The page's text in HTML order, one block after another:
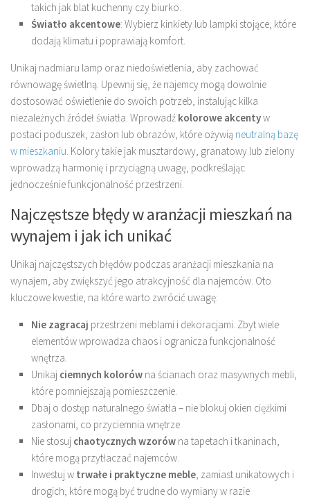
takich jak blat kuchenny czy biurko.
Światło akcentowe: Wybierz kinkiety lub lampki stojące, które
dodają klimatu i poprawiają komfort.
Unikaj nadmiaru lamp oraz niedoświetlenia, aby zachować
równowagę świetlną. Upewnij się, że najemcy mogą dowolnie
dostosować oświetlenie do swoich potrzeb, instalując kilka
niezależnych źródeł światła. Wprowadź kolorowe akcentyw
postaci poduszek, zasłon lub obrazów, które ożywią neutralną bazę
w mieszkaniu. Kolory takie jak musztardowy, granatowy lub zielony
wprowadzą harmonię i przyciągną uwagę, podkreślając
jednocześnie funkcjonalność przestrzeni.
Najczęstsze błędy w aranżacji mieszkań na
wynajem i jak ich unikać
Unikaj najczęstszych błędów podczas aranżacji mieszkania na
wynajem, aby zwiększyć jego atrakcyjność dla najemców. Oto
kluczowe kwestie, na które warto zwrócić uwagę:
Nie zagracaj przestrzeni meblami i dekoracjami. Zbyt wiele
elementów wprowadza chaos i ogranicza funkcjonalność
wnętrza.
Unikaj ciemnych kolorów na ścianach oraz masywnych mebli,
które pomniejszają pomieszczenie.
Dbaj o dostęp naturalnego światła – nie blokuj okien ciężkimi
zasłonami, co przyciemnia wnętrze.
Nie stosuj chaotycznych wzorów na tapetach i tkaninach,
które mogą przytłaczać najemców.
Inwestuj w trwałe i praktyczne meble, zamiast unikatowych i
drogich, które mogą być trudne do wymiany w razie